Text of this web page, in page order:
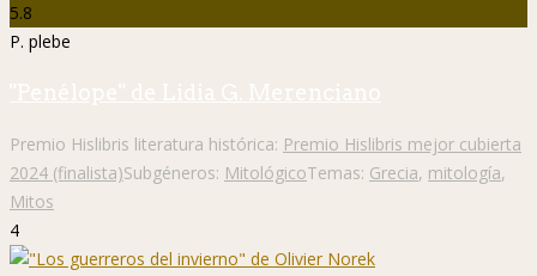
5.8
P. plebe
"Penélope" de Lidia G. Merenciano
Premio Hislibris literatura histórica: Premio Hislibris mejor cubierta
2024 (finalista)Subgéneros: MitológicoTemas: Grecia, mitología,
Mitos
4